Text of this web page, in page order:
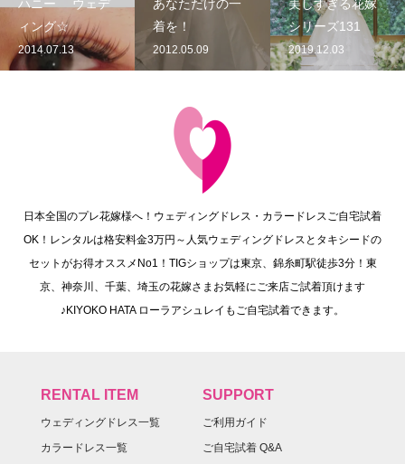
ハニー ウェデ
ィング☆
2014.07.13
あなただけの一
着を！
2012.05.09
美しすぎる花嫁
シリーズ131
2019.12.03
日本全国のプレ花嫁様へ！ウェディングドレス・カラードレスご自宅試着
OK！レンタルは格安料金3万円～人気ウェディングドレスとタキシードの
セットがお得オススメNo1！TIGショップは東京、錦糸町駅徒歩3分！東
京、神奈川、千葉、埼玉の花嫁さまお気軽にご来店ご試着頂けます
♪KIYOKO HATA ローラアシュレイもご自宅試着できます。
RENTAL ITEM
ウェディングドレス一覧
カラードレス一覧
SUPPORT
ご利用ガイド
ご自宅試着 Q&A